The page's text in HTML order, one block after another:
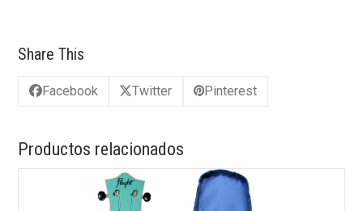
Share This
Facebook Twitter Pinterest
Productos relacionados